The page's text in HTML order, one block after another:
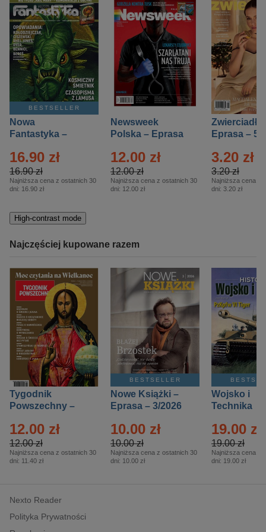
BESTSELLER
Nowa
Fantastyka –
16.90 zł
16.90 zł
Najniższa cena z ostatnich 30
dni: 16.90 zł
Newsweek
Polska – Eprasa
12.00 zł
12.00 zł
Najniższa cena z ostatnich 30
dni: 12.00 zł
Zwierciadło
Eprasa – 5/
3.20 zł
3.20 zł
Najniższa cena z
dni: 3.20 zł
High-contrast mode
Najczęściej kupowane razem
Tygodnik
Powszechny –
12.00 zł
12.00 zł
Najniższa cena z ostatnich 30
dni: 11.40 zł
BESTSELLER
Nowe Książki –
Eprasa – 3/2026
10.00 zł
10.00 zł
Najniższa cena z ostatnich 30
dni: 10.00 zł
Wojsko i
Technika
– 2/2026
19.00 zł
19.00 zł
Najniższa cena z
dni: 19.00 zł
Nexto Reader
Polityka Prywatności